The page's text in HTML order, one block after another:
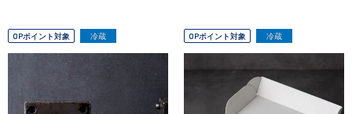
OPポイント対象 冷蔵 OPポイント対象 冷蔵